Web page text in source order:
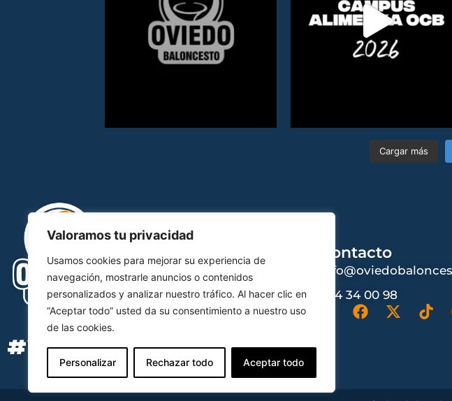
Valoramos tu privacidad
Usamos cookies para mejorar su experiencia de
navegación, mostrarle anuncios o contenidos
personalizados y analizar nuestro tráfico. Al hacer clic en
“Aceptar todo” usted da su consentimiento a nuestro uso
de las cookies.
Personalizar Rechazar todo Aceptar todo
Cargar más
#YOSOYOCB
Contacto
984 34 00 98